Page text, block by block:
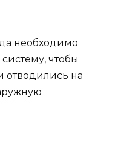
необходимо
чтобы
отводились на